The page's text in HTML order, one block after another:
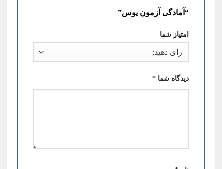
“آمادگی آزمون یوس”
امتیاز شما
دیدگاه شما *